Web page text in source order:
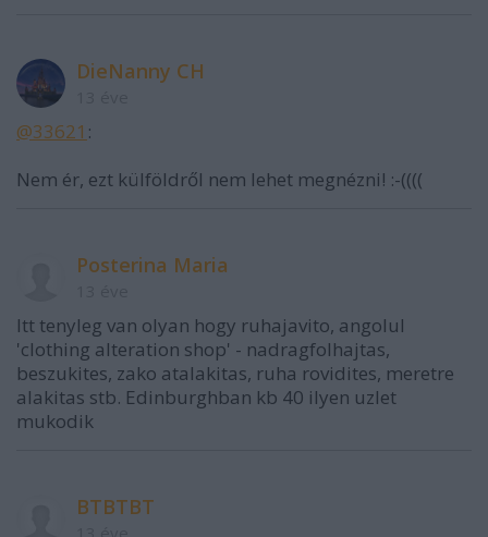
DieNanny CH
@33621 :
Nem ér, ezt külföldről nem lehet megnézni! :-((((
Posterina Maria
Itt tenyleg van olyan hogy ruhajavito, angolul
'clothing alteration shop' - nadragfolhajtas,
beszukites, zako atalakitas, ruha rovidites, meretre
alakitas stb. Edinburghban kb 40 ilyen uzlet
mukodik
BTBTBT